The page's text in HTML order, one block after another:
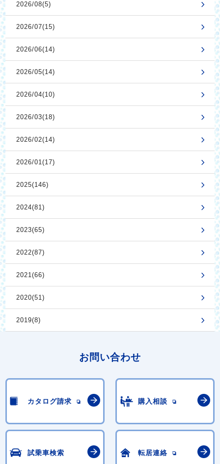
2026/08(5)
2026/07(15)
2026/06(14)
2026/05(14)
2026/04(10)
2026/03(18)
2026/02(14)
2026/01(17)
2025(146)
2024(81)
2023(65)
2022(87)
2021(66)
2020(51)
2019(8)
お問い合わせ
カタログ請求 購入相談
試乗車検索 転居連絡